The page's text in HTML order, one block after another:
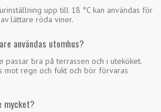
upp till 18 °C kan användas för
lättare röda viner.
användas utomhus?
passar bra på terrassen och i uteköket.
mot regn och fukt och bör förvaras
mycket?